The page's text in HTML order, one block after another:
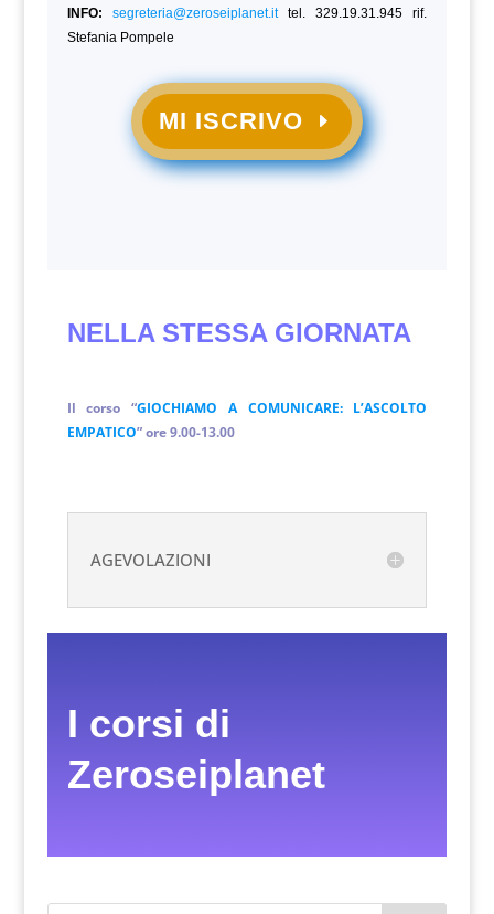
INFO: segreteria@zeroseiplanet.ittel. 329.19.31.945 rif.
Stefania Pompele
MI ISCRIVO
NELLA STESSA GIORNATA
Il corso “GIOCHIAMO A COMUNICARE: L’ASCOLTO
EMPATICO” ore 9.00-13.00
AGEVOLAZIONI
I corsi di
Zeroseiplanet